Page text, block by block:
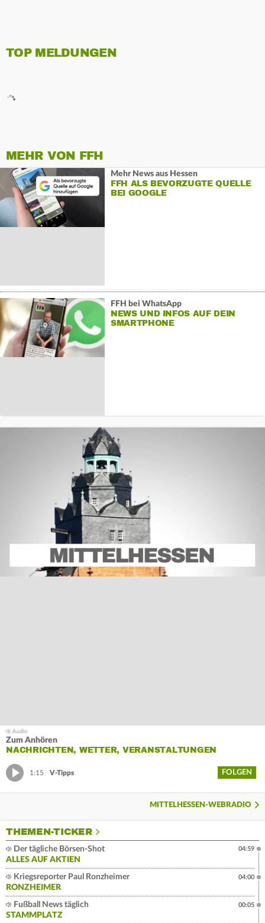
TOP MELDUNGEN
MEHR VON FFH
Mehr News aus Hessen
FFH ALS BEVORZUGTE QUELLE
BEI GOOGLE
FFH bei WhatsApp
NEWS UND INFOS AUF DEIN
SMARTPHONE
Zum Anhören
NACHRICHTEN, WETTER, VERANSTALTUNGEN
1:15 V-Tipps FOLGEN
MITTELHESSEN-WEBRADIO
THEMEN-TICKER
Der tägliche Börsen-Shot
ALLES AUF AKTIEN
04:59
Kriegsreporter Paul Ronzheimer
RONZHEIMER
04:00
Fußball News täglich
STAMMPLATZ
00:05